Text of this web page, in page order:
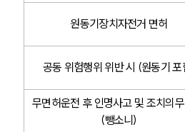
원동기장치자전거 면허
공동 위험행위 위반 시 (원동기 포
무면허운전 후 인명사고 및 조치의
(뺑소니)